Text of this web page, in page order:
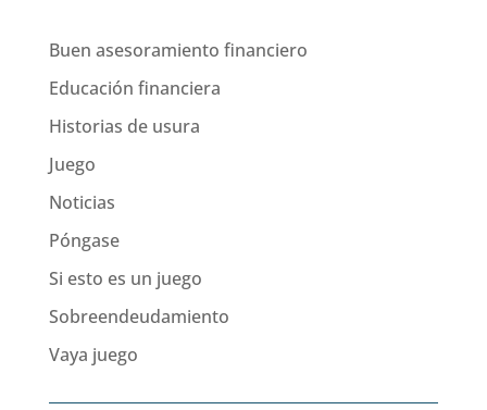
Buen asesoramiento financiero
Educación financiera
Historias de usura
Juego
Noticias
Póngase
Si esto es un juego
Sobreendeudamiento
Vaya juego